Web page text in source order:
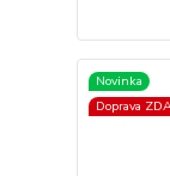
Novinka
Doprava